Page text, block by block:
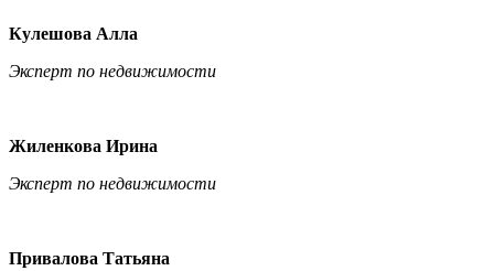
Кулешова Алла
Эксперт по недвижимости
Жиленкова Ирина
Эксперт по недвижимости
Привалова Татьяна